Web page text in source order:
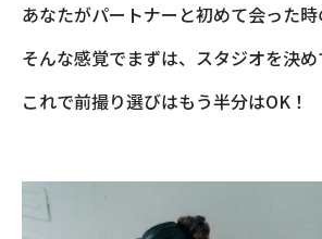
あなたがパートナーと初めて会った時
そんな感覚でまずは、スタジオを決め
これで前撮り選びはもう半分はOK！